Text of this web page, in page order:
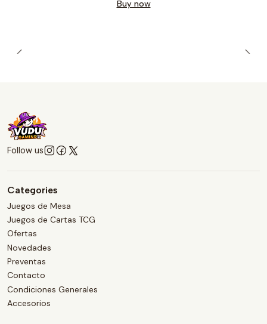
Buy now
Follow us
Categories
Juegos de Mesa
Juegos de Cartas TCG
Ofertas
Novedades
Preventas
Contacto
Condiciones Generales
Accesorios